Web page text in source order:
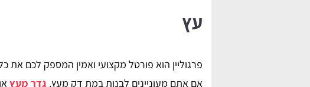
עץ
פרגוליין הוא פורטל מקצועי ואמין המספק לכם את
אם אתם מעוניינים לבנות במת דק מעץ, גדר מעץ